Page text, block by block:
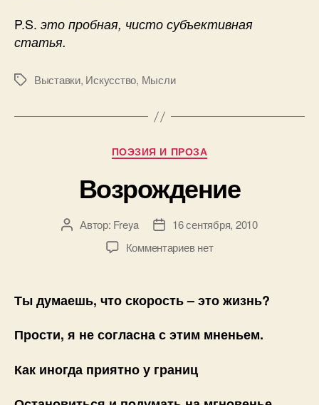
P.S. это пробная, чисто субъективная
статья.
МеткиВыставки, Искусство, Мысли
Рубрики
ПОЭЗИЯ И ПРОЗА
Возрождение
АвторАвтор: Freya
Дата16 сентября, 2010
Комментариевк
нет
Ты думаешь, что скорость – это жизнь?
Прости, я не согласна с этим мненьем.
Как иногда приятно у границ